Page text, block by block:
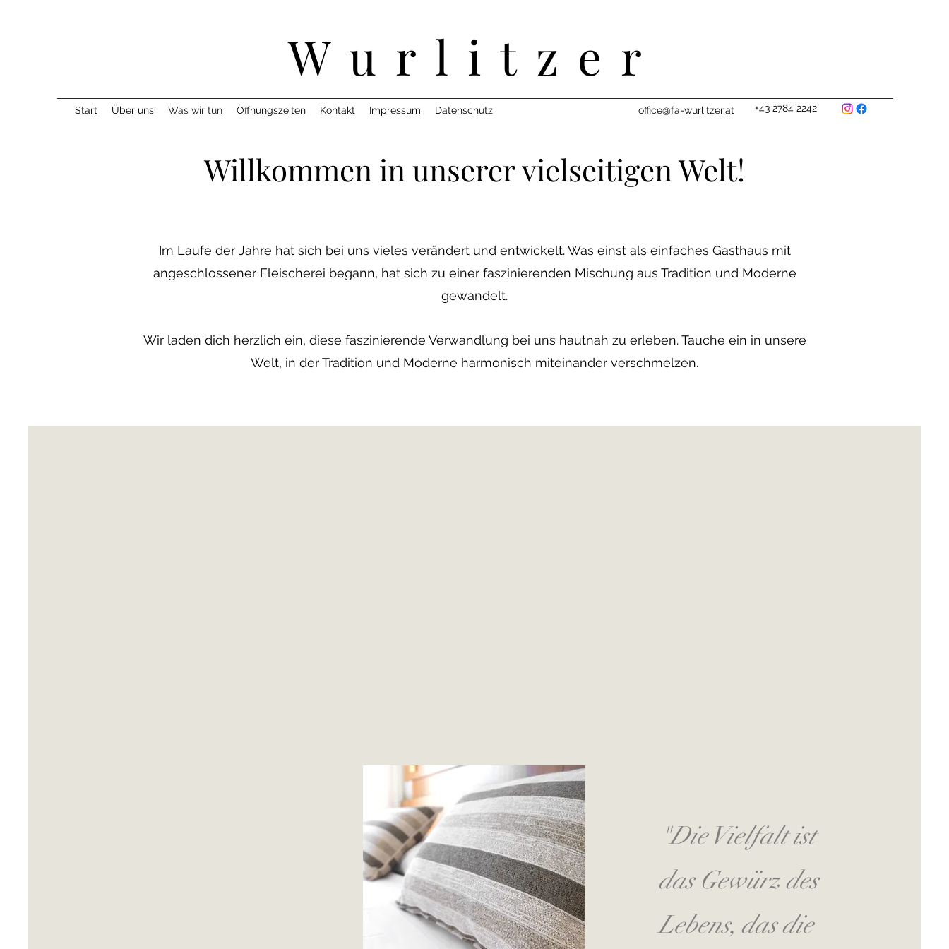
Wurlitzer
Start Über uns Was wir tun Öffnungszeiten Kontakt Impressum Datenschutz office@fa-wurlitzer.at +43 2784 2242
Im Laufe der Jahre hat sich bei uns vieles verändert und entwickelt. Was einst als einfaches Gasthaus mit
angeschlossener Fleischerei begann, hat sich zu einer faszinierenden Mischung aus Tradition und Moderne
gewandelt.
Wir laden dich herzlich ein, diese faszinierende Verwandlung bei uns hautnah zu erleben. Tauche ein in unsere
Welt, in der Tradition und Moderne harmonisch miteinander verschmelzen.
Willkommen in unserer vielseitigen Welt!
"Die Vielfalt ist
das Gewürz des
Lebens, das die